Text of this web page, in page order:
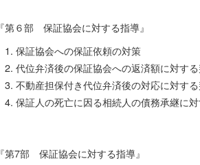
『第６部 保証協会に対する指導』
保証協会への保証依頼の対策
代位弁済後の保証協会への返済額に対す
不動産担保付き代位弁済後の対応に対す
保証人の死亡に因る相続人の債務承継に
『第7部 保証協会に対する指導』